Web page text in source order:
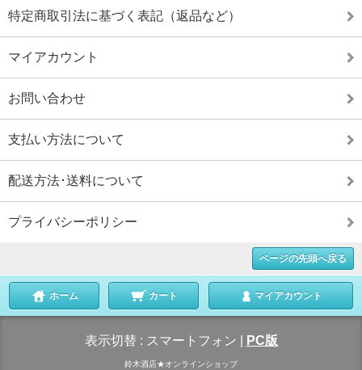
特定商取引法に基づく表記（返品など）
マイアカウント
お問い合わせ
支払い方法について
配送方法･送料について
プライバシーポリシー
ページの先頭へ戻る
ホーム カート マイアカウント
表示切替 : スマートフォン PC版
鈴木酒店★オンラインショップ